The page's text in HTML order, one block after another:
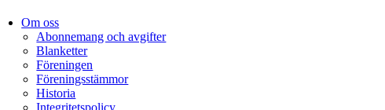
Om oss
Abonnemang och avgifter
Blanketter
Föreningen
Föreningsstämmor
Historia
Integritetspolicy